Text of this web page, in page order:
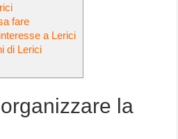
fare
a Lerici
di Lerici
la